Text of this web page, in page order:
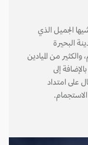
الجميل الذي
البحيرة
من الميادين
إلى
امتداد